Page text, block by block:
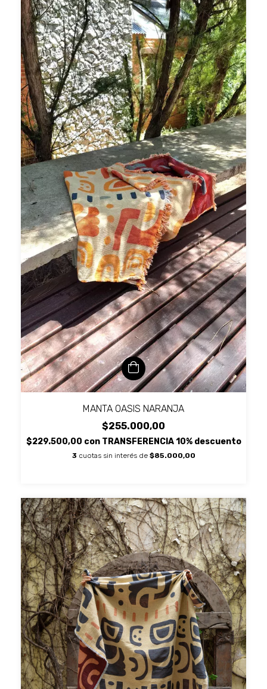
MANTA OASIS NARANJA
$255.000,00
$229.500,00 con TRANSFERENCIA 10% descuento
3 cuotas sin interés de $85.000,00